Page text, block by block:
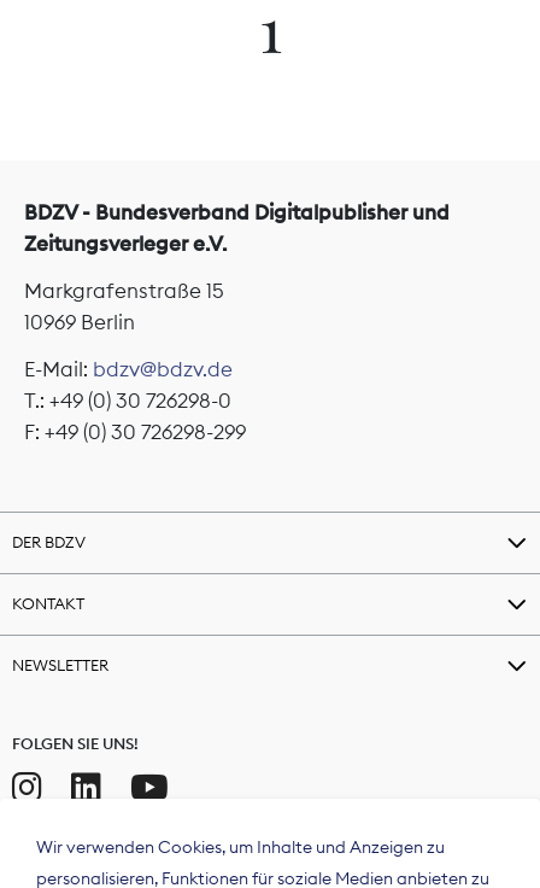
1
BDZV - Bundesverband Digitalpublisher und
Zeitungsverleger e.V.
Markgrafenstraße 15
10969 Berlin
E-Mail: bdzv@bdzv.de
T.: +49 (0) 30 726298-0
F: +49 (0) 30 726298-299
DER BDZV
KONTAKT
NEWSLETTER
FOLGEN SIE UNS!
Wir verwenden Cookies, um Inhalte und Anzeigen zu
personalisieren, Funktionen für soziale Medien anbieten zu